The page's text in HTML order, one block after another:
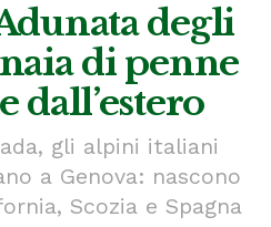
degli
di penne
dall’estero
gli alpini italiani
a Genova: nascono
Scozia e Spagna